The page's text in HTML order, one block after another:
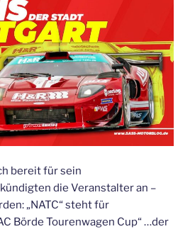
bereit für sein
die Veranstalter an –
„NATC“ steht für
Börde Tourenwagen Cup“ …der